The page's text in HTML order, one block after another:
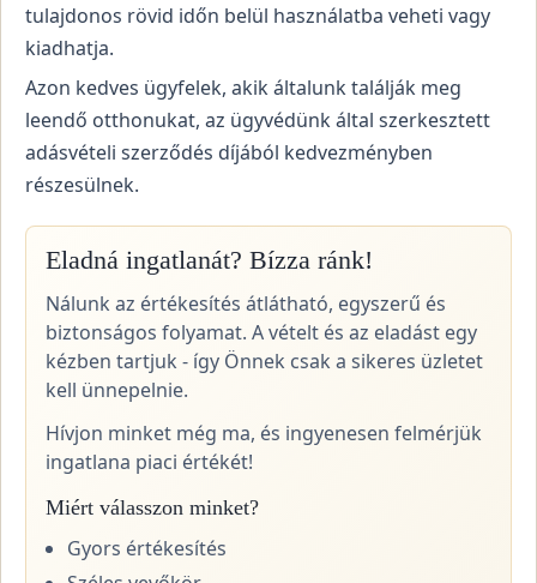
tulajdonos rövid időn belül használatba veheti vagy
kiadhatja.
Azon kedves ügyfelek, akik általunk találják meg
leendő otthonukat, az ügyvédünk által szerkesztett
adásvételi szerződés díjából kedvezményben
részesülnek.
Eladná ingatlanát? Bízza ránk!
Nálunk az értékesítés átlátható, egyszerű és
biztonságos folyamat. A vételt és az eladást egy
kézben tartjuk - így Önnek csak a sikeres üzletet
kell ünnepelnie.
Hívjon minket még ma, és ingyenesen felmérjük
ingatlana piaci értékét!
Miért válasszon minket?
Gyors értékesítés